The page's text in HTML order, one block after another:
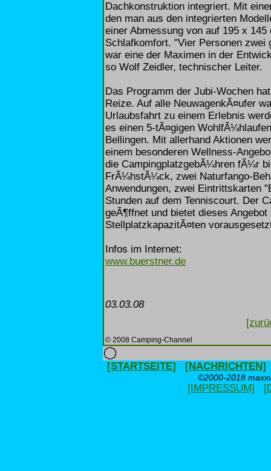
Dachkonstruktion integriert. Mit
den man aus den integrierten
einer Abmessung von auf 195 x
Schlafkomfort. "Vier Personen
war eine der Maximen in der
so Wolf Zeidler, technischer Leiter.
Das Programm der Jubi-Wochen
Reize. Auf alle NeuwagenkÃ¤ufer
Urlaubsfahrt zu einem Erlebnis
es einen 5-tÃ¤gigen
Bellingen. Mit allerhand Aktionen
einem besonderen Wellness-
die CampingplatzgebÃ¼hren fÃ¼r
FrÃ¼hstÃ¼ck, zwei Naturfango-
Anwendungen, zwei Eintrittskarten
Stunden auf dem Tenniscourt. Der
geÃ¶ffnet und bietet dieses
StellplatzkapazitÃ¤ten
Infos im Internet:
www.buerstner.de
03.03.08
© 2008 Camping-Channel
[STARTSEITE] [NACHRICHTEN]
©2000-2018
[IMPRESSUM]